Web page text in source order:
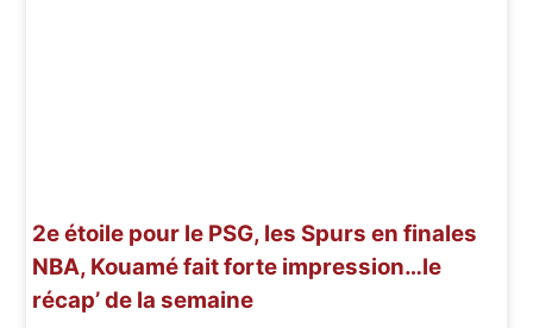
2e étoile pour le PSG, les Spurs en finales
NBA, Kouamé fait forte impression…le
récap’ de la semaine